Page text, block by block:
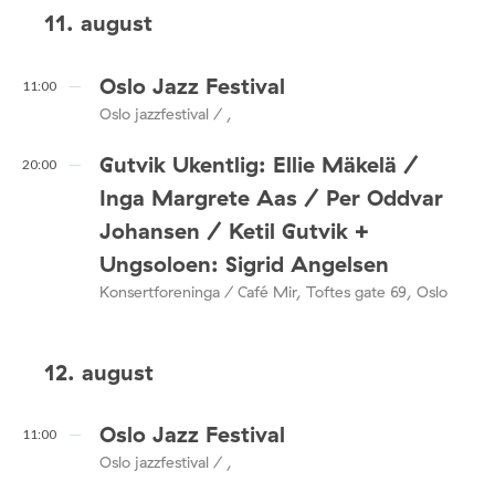
11. august
11:00 Oslo Jazz Festival
Oslo jazzfestival / ,
20:00
Gutvik Ukentlig: Ellie Mäkelä /
Inga Margrete Aas / Per Oddvar
Johansen / Ketil Gutvik +
Ungsoloen: Sigrid Angelsen
Konsertforeninga / Café Mir, Toftes gate 69, Oslo
12. august
11:00 Oslo Jazz Festival
Oslo jazzfestival / ,